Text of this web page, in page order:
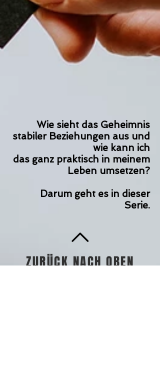
Wie sieht das Geheimnis
stabiler Beziehungen aus und
wie kann ich
das ganz praktisch in meinem
Leben umsetzen?
Darum geht es in dieser
Serie.
ZURÜCK NACH OBEN